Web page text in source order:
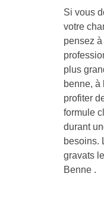
Si vous
votre
pensez
plus
benne, à
profiter
formule
durant
besoins.
gravats
Benne .